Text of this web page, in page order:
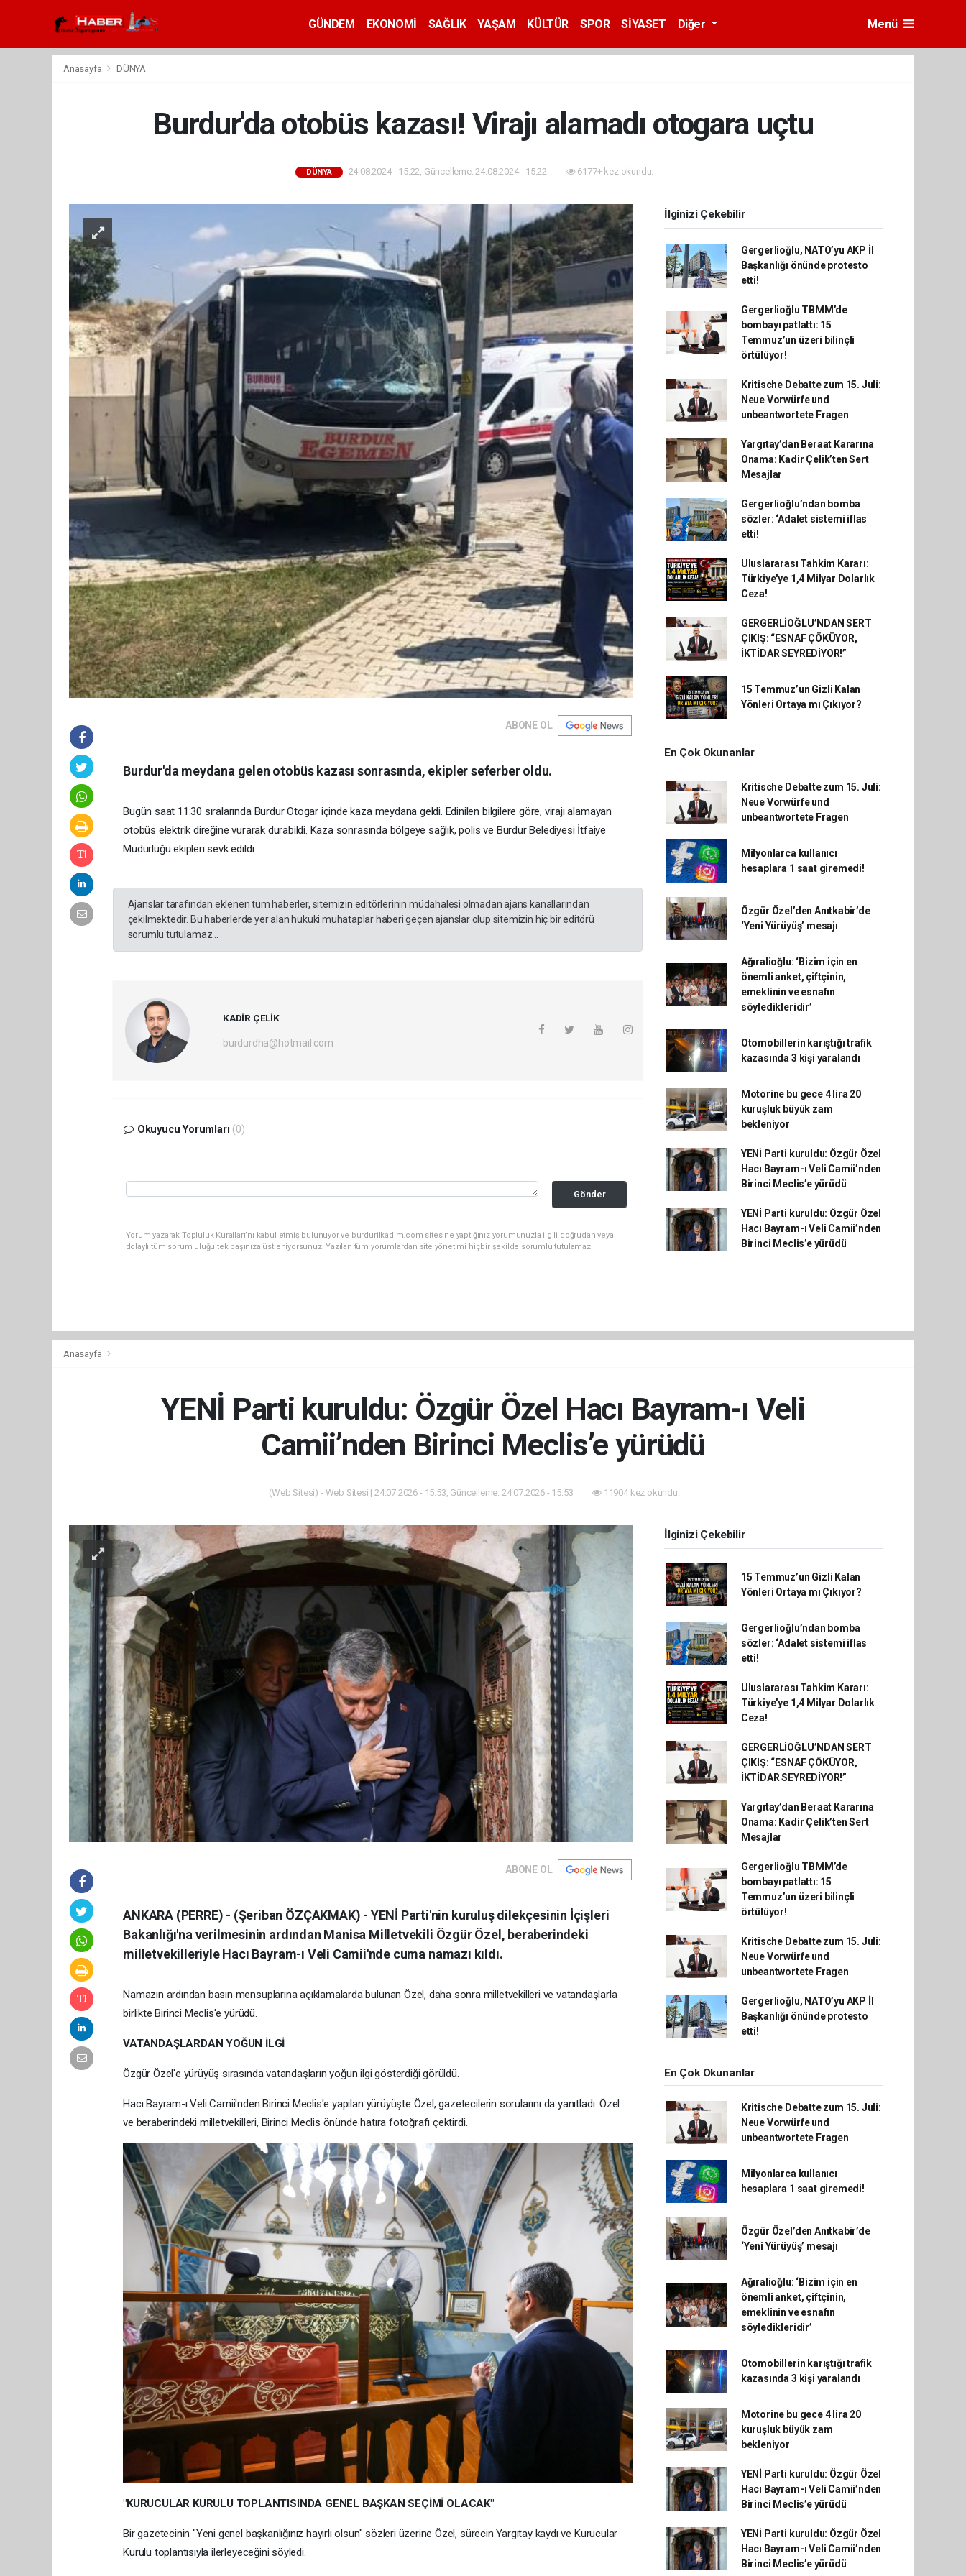
GÜNDEM EKONOMİ SAĞLIK YAŞAM KÜLTÜR SPOR SİYASET Diğer Menü
Anasayfa DÜNYA
Burdur'da otobüs kazası! Virajı alamadı otogara uçtu
DÜNYA 24.08.2024 - 15:22, Güncelleme: 24.08.2024 - 15:22 6177+ kez okundu.
ABONE OL
Burdur'da meydana gelen otobüs kazası sonrasında, ekipler seferber oldu.
Bugün saat 11:30 sıralarında Burdur Otogar içinde kaza meydana geldi. Edinilen bilgilere göre, virajı alamayan
otobüs elektrik direğine vurarak durabildi. Kaza sonrasında bölgeye sağlık, polis ve Burdur Belediyesi İtfaiye
Müdürlüğü ekipleri sevk edildi.
Ajanslar tarafından eklenen tüm haberler, sitemizin editörlerinin müdahalesi olmadan ajans kanallarından
çekilmektedir. Bu haberlerde yer alan hukuki muhataplar haberi geçen ajanslar olup sitemizin hiç bir editörü
sorumlu tutulamaz...
KADİR ÇELİK
burdurdha@hotmail.com
Okuyucu Yorumları (0)
Gönder
Yorum yazarak Topluluk Kuralları’nı kabul etmiş bulunuyor ve burdurilkadim.com sitesine yaptığınız yorumunuzla ilgili doğrudan veya
dolaylı tüm sorumluluğu tek başınıza üstleniyorsunuz. Yazılan tüm yorumlardan site yönetimi hiçbir şekilde sorumlu tutulamaz.
İlginizi Çekebilir
Gergerlioğlu, NATO’yu AKP İl
Başkanlığı önünde protesto
etti!
Gergerlioğlu TBMM’de
bombayı patlattı: 15
Temmuz’un üzeri bilinçli
örtülüyor!
Kritische Debatte zum 15. Juli:
Neue Vorwürfe und
unbeantwortete Fragen
Yargıtay’dan Beraat Kararına
Onama: Kadir Çelik’ten Sert
Mesajlar
Gergerlioğlu’ndan bomba
sözler: ‘Adalet sistemi iflas
etti!
Uluslararası Tahkim Kararı:
Türkiye'ye 1,4 Milyar Dolarlık
Ceza!
GERGERLİOĞLU’NDAN SERT
ÇIKIŞ: “ESNAF ÇÖKÜYOR,
İKTİDAR SEYREDİYOR!”
15 Temmuz’un Gizli Kalan
Yönleri Ortaya mı Çıkıyor?
En Çok Okunanlar
Kritische Debatte zum 15. Juli:
Neue Vorwürfe und
unbeantwortete Fragen
Milyonlarca kullanıcı
hesaplara 1 saat giremedi!
Özgür Özel’den Anıtkabir’de
‘Yeni Yürüyüş’ mesajı
Ağıralioğlu: ‘Bizim için en
önemli anket, çiftçinin,
emeklinin ve esnafın
söyledikleridir’
Otomobillerin karıştığı trafik
kazasında 3 kişi yaralandı
Motorine bu gece 4 lira 20
kuruşluk büyük zam
bekleniyor
YENİ Parti kuruldu: Özgür Özel
Hacı Bayram-ı Veli Camii’nden
Birinci Meclis’e yürüdü
YENİ Parti kuruldu: Özgür Özel
Hacı Bayram-ı Veli Camii’nden
Birinci Meclis’e yürüdü
Anasayfa
YENİ Parti kuruldu: Özgür Özel Hacı Bayram-ı Veli
Camii’nden Birinci Meclis’e yürüdü
(Web Sitesi) - Web Sitesi | 24.07.2026 - 15:53, Güncelleme: 24.07.2026 - 15:53 11904 kez okundu.
ABONE OL
ANKARA (PERRE) - (Şeriban ÖZÇAKMAK) - YENİ Parti'nin kuruluş dilekçesinin İçişleri
Bakanlığı'na verilmesinin ardından Manisa Milletvekili Özgür Özel, beraberindeki
milletvekilleriyle Hacı Bayram-ı Veli Camii'nde cuma namazı kıldı.
Namazın ardından basın mensuplarına açıklamalarda bulunan Özel, daha sonra milletvekilleri ve vatandaşlarla
birlikte Birinci Meclis'e yürüdü.
VATANDAŞLARDAN YOĞUN İLGİ
Özgür Özel'e yürüyüş sırasında vatandaşların yoğun ilgi gösterdiği görüldü.
Hacı Bayram-ı Veli Camii'nden Birinci Meclis'e yapılan yürüyüşte Özel, gazetecilerin sorularını da yanıtladı. Özel
ve beraberindeki milletvekilleri, Birinci Meclis önünde hatıra fotoğrafı çektirdi.
"KURUCULAR KURULU TOPLANTISINDA GENEL BAŞKAN SEÇİMİ OLACAK"
Bir gazetecinin "Yeni genel başkanlığınız hayırlı olsun" sözleri üzerine Özel, sürecin Yargıtay kaydı ve Kurucular
Kurulu toplantısıyla ilerleyeceğini söyledi.
İlginizi Çekebilir
15 Temmuz’un Gizli Kalan
Yönleri Ortaya mı Çıkıyor?
Gergerlioğlu’ndan bomba
sözler: ‘Adalet sistemi iflas
etti!
Uluslararası Tahkim Kararı:
Türkiye'ye 1,4 Milyar Dolarlık
Ceza!
GERGERLİOĞLU’NDAN SERT
ÇIKIŞ: “ESNAF ÇÖKÜYOR,
İKTİDAR SEYREDİYOR!”
Yargıtay’dan Beraat Kararına
Onama: Kadir Çelik’ten Sert
Mesajlar
Gergerlioğlu TBMM’de
bombayı patlattı: 15
Temmuz’un üzeri bilinçli
örtülüyor!
Kritische Debatte zum 15. Juli:
Neue Vorwürfe und
unbeantwortete Fragen
Gergerlioğlu, NATO’yu AKP İl
Başkanlığı önünde protesto
etti!
En Çok Okunanlar
Kritische Debatte zum 15. Juli:
Neue Vorwürfe und
unbeantwortete Fragen
Milyonlarca kullanıcı
hesaplara 1 saat giremedi!
Özgür Özel’den Anıtkabir’de
‘Yeni Yürüyüş’ mesajı
Ağıralioğlu: ‘Bizim için en
önemli anket, çiftçinin,
emeklinin ve esnafın
söyledikleridir’
Otomobillerin karıştığı trafik
kazasında 3 kişi yaralandı
Motorine bu gece 4 lira 20
kuruşluk büyük zam
bekleniyor
YENİ Parti kuruldu: Özgür Özel
Hacı Bayram-ı Veli Camii’nden
Birinci Meclis’e yürüdü
YENİ Parti kuruldu: Özgür Özel
Hacı Bayram-ı Veli Camii’nden
Birinci Meclis’e yürüdü